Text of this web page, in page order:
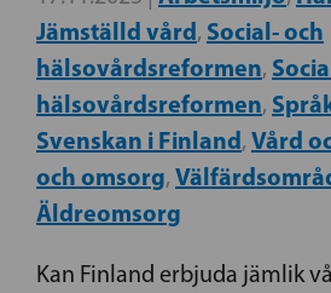
Jämställd vård, Social- och
hälsovårdsreformen,
hälsovårdsreformen,
Svenskan i Finland, Vård
och omsorg,
Äldreomsorg
Kan Finland erbjuda jämlik